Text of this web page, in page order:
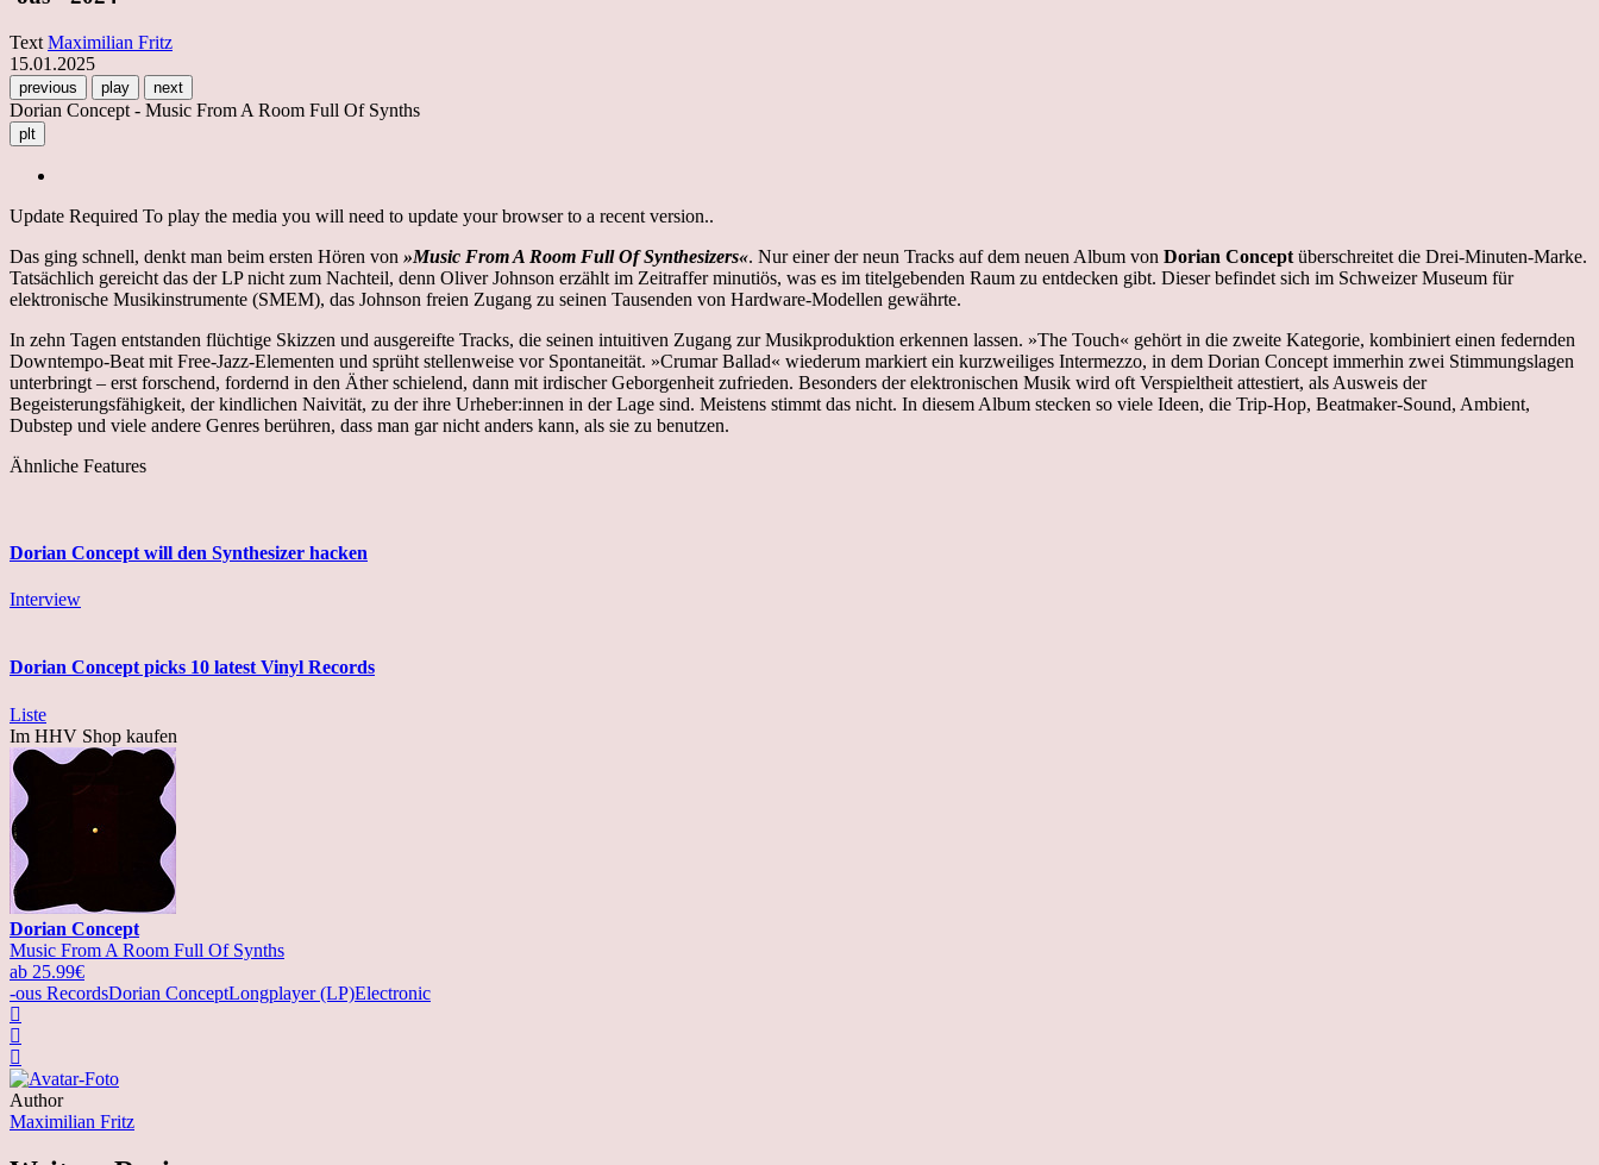
Text Maximilian Fritz
15.01.2025
previous play next
Dorian Concept - Music From A Room Full Of Synths
plt
Update Required To play the media you will need to update your browser to a recent version..
Das ging schnell, denkt man beim ersten Hören von »Music From A Room Full Of Synthesizers«. Nur einer der neun Tracks auf dem neuen Album von Dorian Concept überschreitet die Drei-Minuten-Marke.
Tatsächlich gereicht das der LP nicht zum Nachteil, denn Oliver Johnson erzählt im Zeitraffer minutiös, was es im titelgebenden Raum zu entdecken gibt. Dieser befindet sich im Schweizer Museum für
elektronische Musikinstrumente (SMEM), das Johnson freien Zugang zu seinen Tausenden von Hardware-Modellen gewährte.
In zehn Tagen entstanden flüchtige Skizzen und ausgereifte Tracks, die seinen intuitiven Zugang zur Musikproduktion erkennen lassen. »The Touch« gehört in die zweite Kategorie, kombiniert einen federnden
Downtempo-Beat mit Free-Jazz-Elementen und sprüht stellenweise vor Spontaneität. »Crumar Ballad« wiederum markiert ein kurzweiliges Intermezzo, in dem Dorian Concept immerhin zwei Stimmungslagen
unterbringt – erst forschend, fordernd in den Äther schielend, dann mit irdischer Geborgenheit zufrieden. Besonders der elektronischen Musik wird oft Verspieltheit attestiert, als Ausweis der
Begeisterungsfähigkeit, der kindlichen Naivität, zu der ihre Urheber:innen in der Lage sind. Meistens stimmt das nicht. In diesem Album stecken so viele Ideen, die Trip-Hop, Beatmaker-Sound, Ambient,
Dubstep und viele andere Genres berühren, dass man gar nicht anders kann, als sie zu benutzen.
Ähnliche Features
Dorian Concept will den Synthesizer hacken
Interview
Dorian Concept picks 10 latest Vinyl Records
Liste
Im HHV Shop kaufen
Dorian Concept
Music From A Room Full Of Synths
ab 25.99€
-ous RecordsDorian ConceptLongplayer (LP)Electronic
Author
Maximilian Fritz